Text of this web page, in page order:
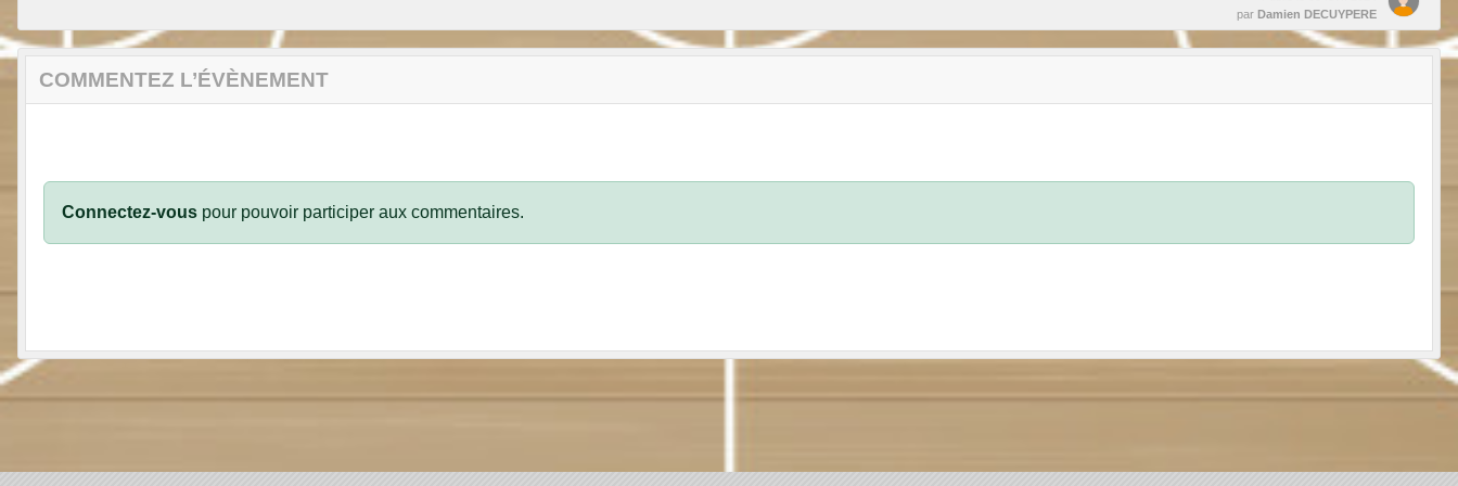
par Damien DECUYPERE
COMMENTEZ L’ÉVÈNEMENT
Connectez-vous pour pouvoir participer aux commentaires.